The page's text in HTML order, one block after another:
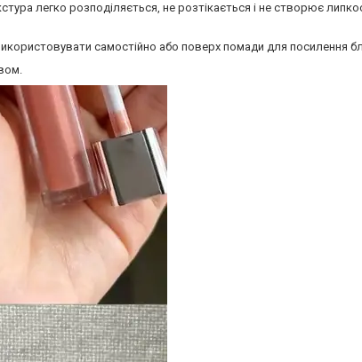
легко розподіляється, не розтікається і не створює
самостійно або поверх помади для посилення